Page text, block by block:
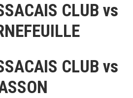
CLUB vs
CLUB vs